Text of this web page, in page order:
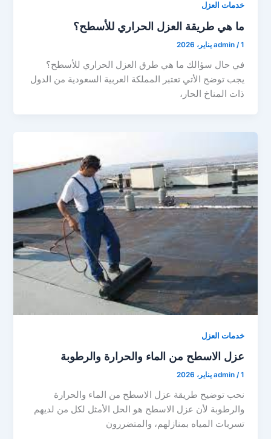
خدمات العزل
ما هي طريقة العزل الحراري للأسطح؟
admin /1 يناير، 2026
في حال سؤالك ما هي طرق العزل الحراري للأسطح؟
يجب توضح الأتي تعتبر المملكة العربية السعودية من الدول
ذات المناخ الحار،
خدمات العزل
عزل الاسطح من الماء والحرارة والرطوبة
admin /1 يناير، 2026
نحب توضيح طريقة عزل الاسطح من الماء والحرارة
والرطوبة لأن عزل الاسطح هو الحل الأمثل لكل من لديهم
تسربات المياه بمنازلهم، والمتضررون